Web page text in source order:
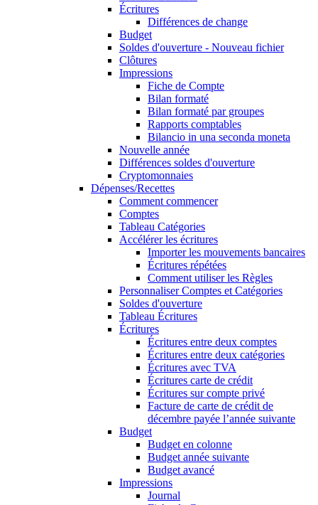
Écritures
Différences de change
Budget
Soldes d'ouverture - Nouveau fichier
Clôtures
Impressions
Fiche de Compte
Bilan formaté
Bilan formaté par groupes
Rapports comptables
Bilancio in una seconda moneta
Nouvelle année
Différences soldes d'ouverture
Cryptomonnaies
Dépenses/Recettes
Comment commencer
Comptes
Tableau Catégories
Accélérer les écritures
Importer les mouvements bancaires
Écritures répétées
Comment utiliser les Règles
Personnaliser Comptes et Catégories
Soldes d'ouverture
Tableau Écritures
Écritures
Écritures entre deux comptes
Écritures entre deux catégories
Écritures avec TVA
Écritures carte de crédit
Écritures sur compte privé
Facture de carte de crédit de
décembre payée l’année suivante
Budget
Budget en colonne
Budget année suivante
Budget avancé
Impressions
Journal